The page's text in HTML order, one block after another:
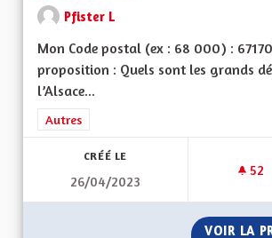
Pfister L
Mon Code postal (ex : 68 000) :
proposition : Quels sont les grands
l’Alsace...
Filtrer les résultats de la catégorie :
Autres
CRÉÉ LE
26/04/2023
52
VOIR LA